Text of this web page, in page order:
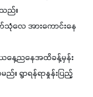
သည်။
လေ အားကောင်းနေ
ေ့ညနေအထိခန့်မှန်း
ည်။ ရွာရန်ရာနှုန်းပြည့်